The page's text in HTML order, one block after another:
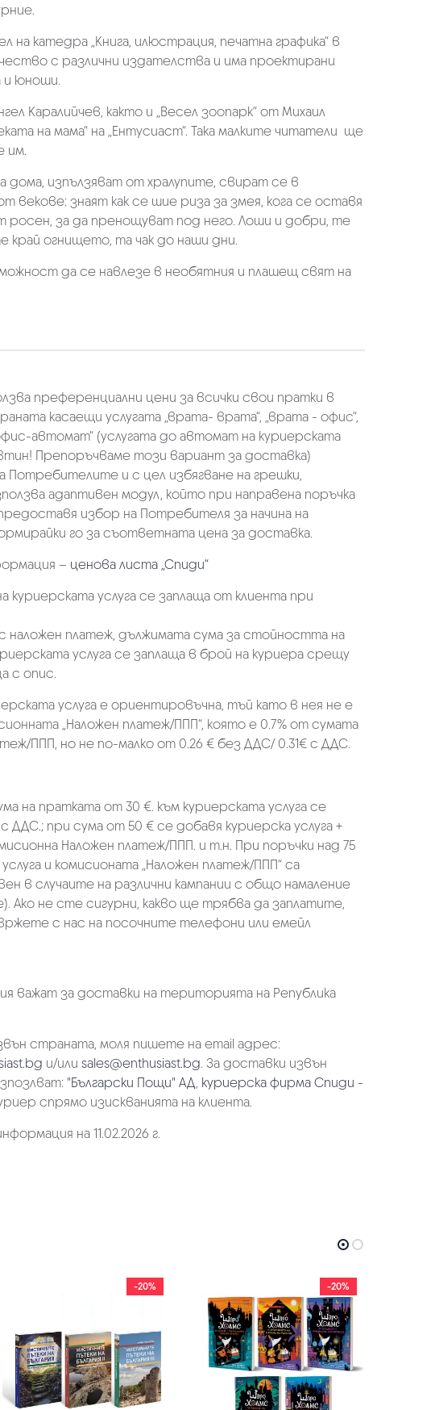
катедра „Книга, илюстрация, печатна графика“ в
с различни издателства и има проектирани
и юноши.
Каралийчев, както и „Весел зоопарк“ от Михаил
на мама“ на „Ентусиаст“. Така малките читатели ще
им.
дома, изпълзяват от хралупите, свират се в
знаят как се шие риза за змея, кога се оставя
росен, за да пренощуват под него. Лоши и добри, те
край огнището, та чак до наши дни.
да се навлезе в необятния и плашещ свят на
преференциални цени за всички свои пратки в
касаещи услугата „врата- врата“, „врата - офис“,
автомат“ (услугата до автомат на куриерската
Препоръчваме този вариант за доставка)
Потребителите и с цел избягване на грешки,
адаптивен модул, който при направена поръчка
избор на Потребителя за начина на
го за съответната цена за доставка.
– ценова листа „Спиди“
услуга се заплаща от клиента при
наложен платеж, дължимата сума за стойността на
услуга се заплаща в брой на куриера срещу
с опис.
услуга е ориентировъчна, тъй като в нея не е
„Наложен платеж/ППП“, която е 0.7% от сумата
ППП, но не по-малко от 0.26 € без ДДС/ 0.31€ с ДДС.
на пратката от 30 €. към куриерската услуга се
ДДС.; при сума от 50 € се добавя куриерска услуга +
Наложен платеж/ППП. и т.н. При поръчки над 75
и комисионата „Наложен платеж/ППП“ са
в случаите на различни кампании с общо намаление
Ако не сте сигурни, какво ще трябва да заплатите,
с нас на посочните телефони или емейл
важат за доставки на територията на Република
страната, моля пишете на email адрес:
и/или sales@enthusiast.bg. За доставки извън
"Български Пощи" АД, куриерска фирма Спиди -
спрямо изискванията на клиента.
на 11.02.2026 г.
-20% -20%